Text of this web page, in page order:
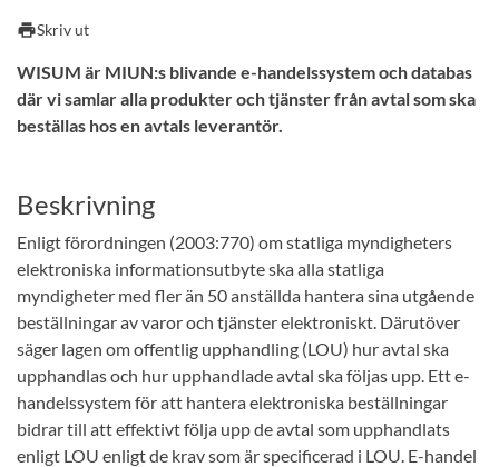
printSkriv ut
WISUM är MIUN:s blivande e-handelssystem och databas
där vi samlar alla produkter och tjänster från avtal som ska
beställas hos en avtals leverantör.
Beskrivning
Enligt förordningen (2003:770) om statliga myndigheters
elektroniska informationsutbyte ska alla statliga
myndigheter med fler än 50 anställda hantera sina utgående
beställningar av varor och tjänster elektroniskt. Därutöver
säger lagen om offentlig upphandling (LOU) hur avtal ska
upphandlas och hur upphandlade avtal ska följas upp. Ett e-
handelssystem för att hantera elektroniska beställningar
bidrar till att effektivt följa upp de avtal som upphandlats
enligt LOU enligt de krav som är specificerad i LOU. E-handel